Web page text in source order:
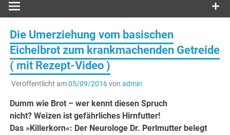
Die Umerziehung vom basischen
Eichelbrot zum krankmachenden Getreide
( mit Rezept-Video )
Veröffentlicht am05/09/2016von admin
Dumm wie Brot – wer kennt diesen Spruch
nicht? Weizen ist gefährliches Hirnfutter!
Das »Killerkorn«: Der Neurologe Dr. Perlmutter belegt